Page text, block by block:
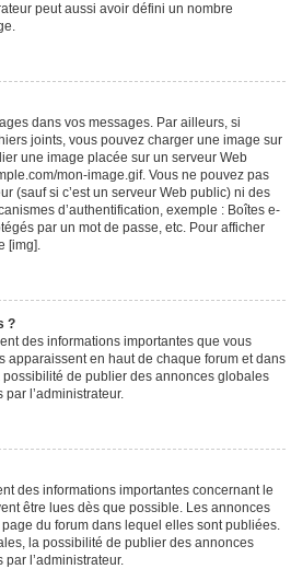
peut aussi avoir défini un nombre
dans vos messages. Par ailleurs, si
joints, vous pouvez charger une image sur
une image placée sur un serveur Web
mon-image.gif. Vous ne pouvez pas
(sauf si c’est un serveur Web public) ni des
d’authentification, exemple : Boîtes e-
par un mot de passe, etc. Pour afficher
[img].
?
des informations importantes que vous
apparaissent en haut de chaque forum et dans
possibilité de publier des annonces globales
l’administrateur.
des informations importantes concernant le
être lues dès que possible. Les annonces
du forum dans lequel elles sont publiées.
la possibilité de publier des annonces
l’administrateur.